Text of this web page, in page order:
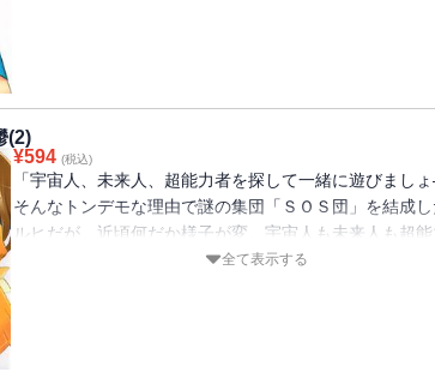
(2)
¥594 (税込)
「宇宙人、未来人、超能力者を探して一緒に遊びまし
そんなトンデモな理由で謎の集団「ＳＯＳ団」を結成
ルヒだが、近頃何だか様子が変。宇宙人も未来人も超能
つからない状況に（本当は全部すぐ側にいるんだが・・
全て表示する